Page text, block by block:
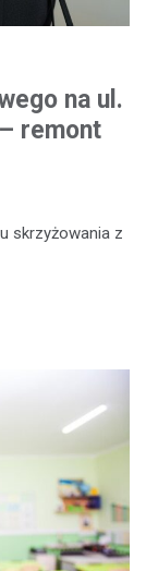
na ul.
remont
skrzyżowania z